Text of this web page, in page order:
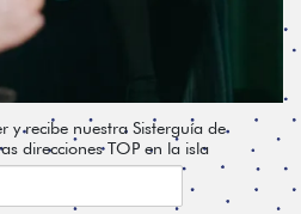
y recibe nuestra Sisterguía de
direcciones TOP en la isla